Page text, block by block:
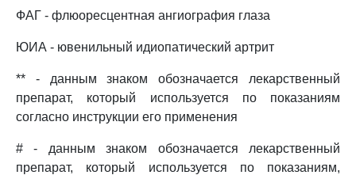
ФАГ - флюоресцентная ангиография глаза
ЮИА - ювенильный идиопатический артрит
** - данным знаком обозначается лекарственный
препарат, который используется по показаниям
согласно инструкции его применения
# - данным знаком обозначается лекарственный
препарат, который используется по показаниям,